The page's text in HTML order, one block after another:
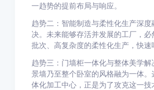
一趋势的提前布局与响应。
趋势二：智能制造与柔性化生产深
决。未来能够存活并发展的工厂，
批次、高复杂度的柔性化生产，快速
趋势三：门墙柜一体化与整体美学
景墙乃至整个卧室的风格融为一体
体化加工中心，正是为了攻克这一技